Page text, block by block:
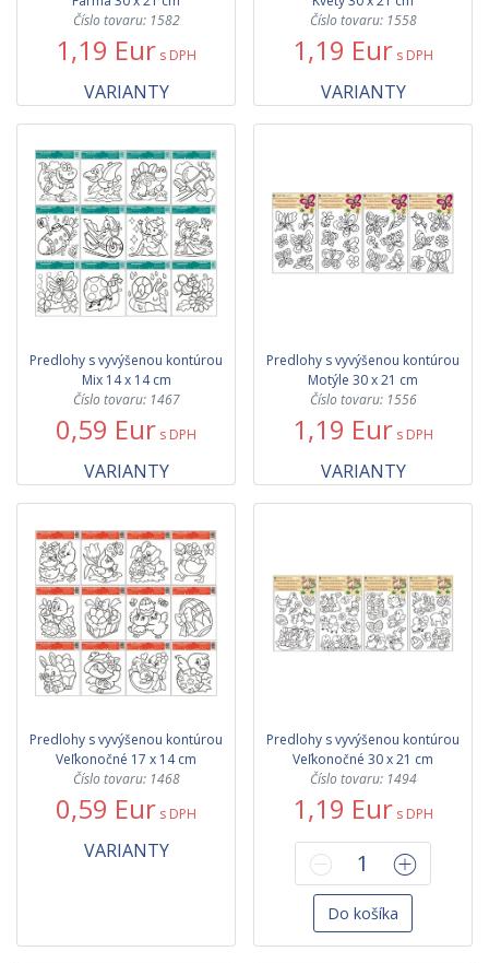
Číslo tovaru: 1582
1,19 Eur s DPH
VARIANTY
Číslo tovaru: 1558
1,19 Eur s DPH
VARIANTY
Predlohy s vyvýšenou kontúrou
Mix 14 x 14 cm
Číslo tovaru: 1467
0,59 Eur s DPH
VARIANTY
Predlohy s vyvýšenou kontúrou
Motýle 30 x 21 cm
Číslo tovaru: 1556
1,19 Eur s DPH
VARIANTY
Predlohy s vyvýšenou kontúrou
Veľkonočné 17 x 14 cm
Číslo tovaru: 1468
0,59 Eur s DPH
VARIANTY
Predlohy s vyvýšenou kontúrou
Veľkonočné 30 x 21 cm
Číslo tovaru: 1494
1,19 Eur s DPH
Do košíka